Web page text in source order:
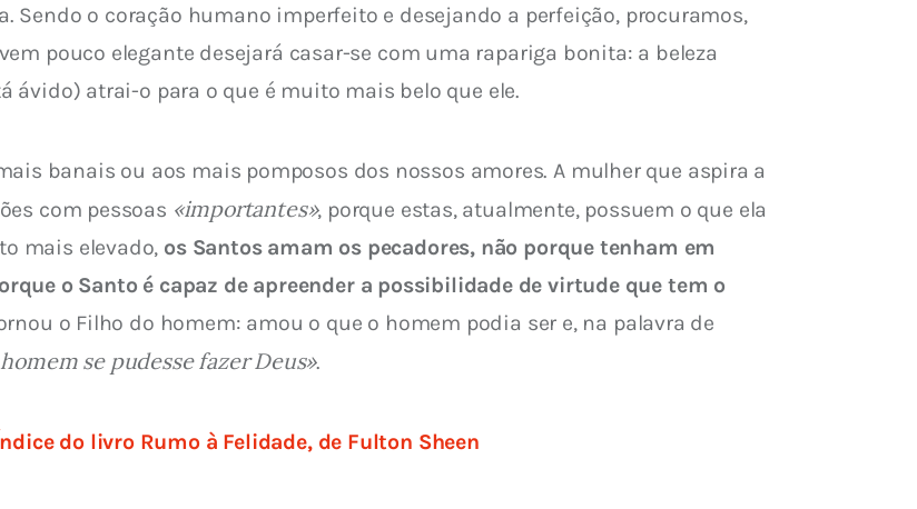
Sendo o coração humano imperfeito e desejando a perfeição, procuramos,
pouco elegante desejará casar-se com uma rapariga bonita: a beleza
ávido) atrai-o para o que é muito mais belo que ele.
banais ou aos mais pomposos dos nossos amores. A mulher que aspira a
com pessoas «importantes», porque estas, atualmente, possuem o que ela
mais elevado, os Santos amam os pecadores, não porque tenham em
o Santo é capaz de apreender a possibilidade de virtude que tem o
o Filho do homem: amou o que o homem podia ser e, na palavra de
se pudesse fazer Deus».
do livro Rumo à Felidade, de Fulton Sheen